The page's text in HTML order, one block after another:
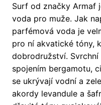
Surf od značky Armaf
voda pro muže. Jak
parfémová voda je
pro ní akvatické tóny,
dobrodružství.
spojením bergamotu,
se ukrývají vodní a
akordy levandule a